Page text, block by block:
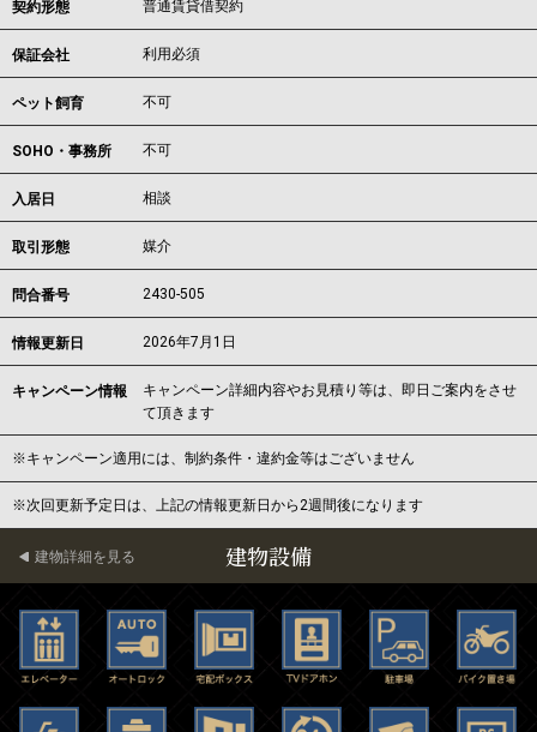
契約形態 普通賃貸借契約
保証会社 利用必須
ペット飼育 不可
SOHO・事務所 不可
入居日 相談
取引形態 媒介
問合番号 2430-505
情報更新日 2026年7月1日
キャンペーン情報
キャンペーン詳細内容やお見積り等は、即日ご案内をさせ
て頂きます
※キャンペーン適用には、制約条件・違約金等はございません
※次回更新予定日は、上記の情報更新日から2週間後になります
建物設備
建物詳細を見る